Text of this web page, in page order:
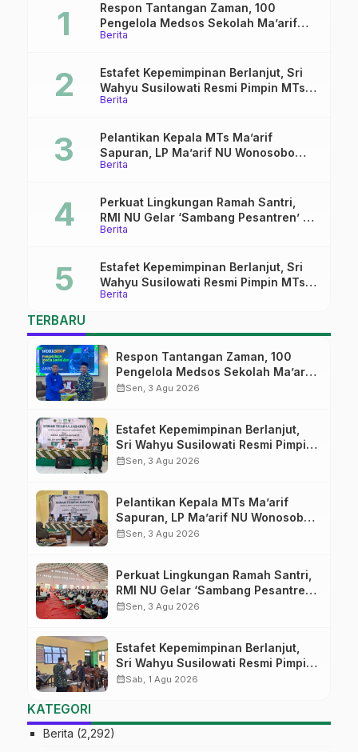
Berita
Respon Tantangan Zaman, 100
Pengelola Medsos Sekolah Ma’arif
Pekalongan Ikuti Pelatihan Literasi
Berita
Estafet Kepemimpinan Berlanjut, Sri
Wahyu Susilowati Resmi Pimpin MTs
Ma’arif Sapuran
Berita
Pelantikan Kepala MTs Ma’arif
Sapuran, LP Ma’arif NU Wonosobo
Tekankan Lima Amanah
Berita
Perkuat Lingkungan Ramah Santri,
RMI NU Gelar ‘Sambang Pesantren’ di
Pati
Berita
Estafet Kepemimpinan Berlanjut, Sri
Wahyu Susilowati Resmi Pimpin MTs
Ma’arif Sapuran
TERBARU
Respon Tantangan Zaman, 100
Pengelola Medsos Sekolah Ma’arif
Pekalongan Ikuti Pelatihan Literasi
calendar_monthSen, 3 Agu 2026
Estafet Kepemimpinan Berlanjut,
Sri Wahyu Susilowati Resmi Pimpin
MTs Ma’arif Sapuran
calendar_monthSen, 3 Agu 2026
Pelantikan Kepala MTs Ma’arif
Sapuran, LP Ma’arif NU Wonosobo
Tekankan Lima Amanah
calendar_monthSen, 3 Agu 2026
Perkuat Lingkungan Ramah Santri,
RMI NU Gelar ‘Sambang Pesantren’
di Pati
calendar_monthSen, 3 Agu 2026
Estafet Kepemimpinan Berlanjut,
Sri Wahyu Susilowati Resmi Pimpin
MTs Ma’arif Sapuran
calendar_monthSab, 1 Agu 2026
KATEGORI
Berita (2,292)